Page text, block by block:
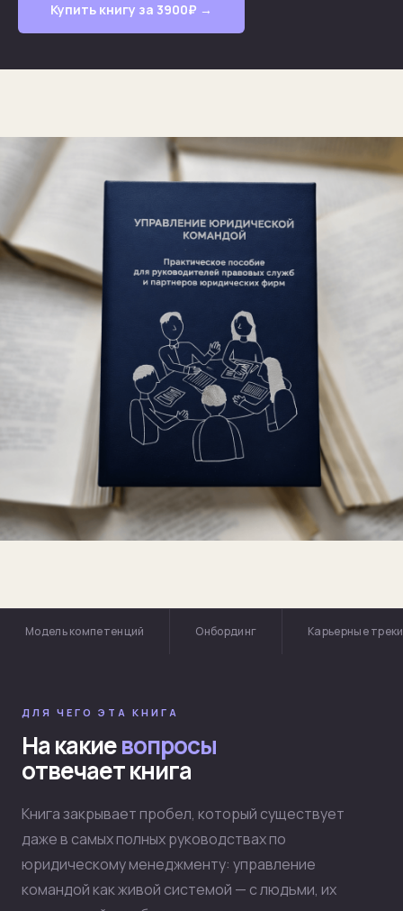
Купить книгу за 3900₽ →
Модель компетенций Онбординг Карьерные треки
ДЛЯ ЧЕГО ЭТА КНИГА
На какиевопросы
отвечает книга
Книга закрывает пробел, который существует
даже в самых полных руководствах по
юридическому менеджменту: управление
командой как живой системой — с людьми, их